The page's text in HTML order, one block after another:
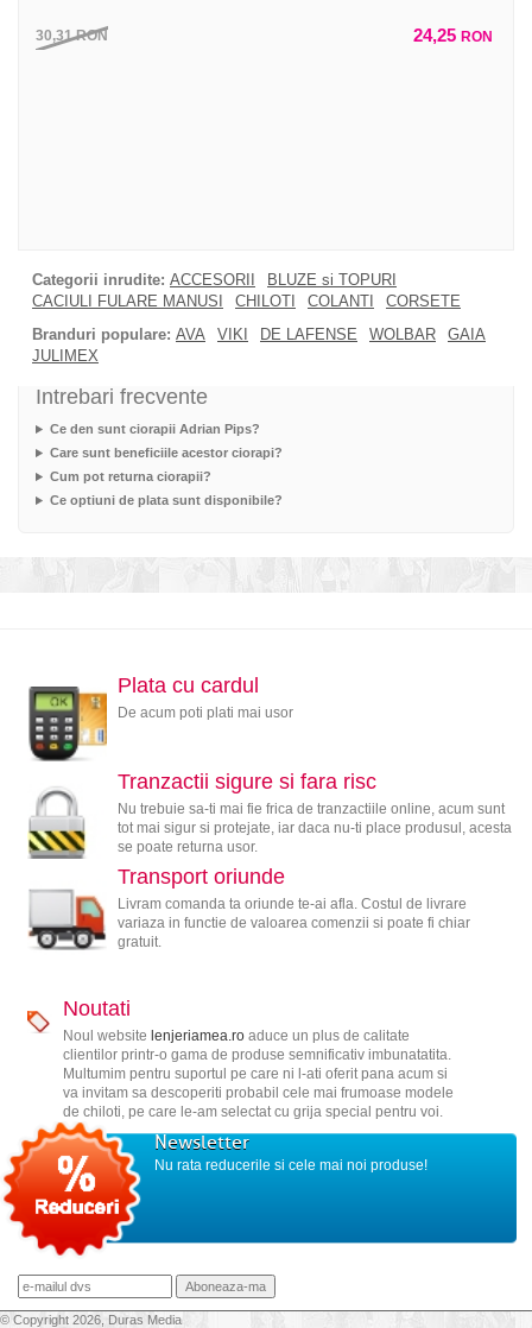
30,31RON 24,25 RON
Categorii inrudite: ACCESORII
BLUZE si TOPURI
CACIULI FULARE MANUSI
CHILOTI COLANTI
CORSETE
Branduri populare: AVA VIKI DE LAFENSE WOLBAR
GAIA
JULIMEX
Intrebari frecvente
Ce den sunt ciorapii Adrian Pips?
Care sunt beneficiile acestor ciorapi?
Cum pot returna ciorapii?
Ce optiuni de plata sunt disponibile?
Plata cu cardul
De acum poti plati mai usor
Tranzactii sigure si fara risc
Nu trebuie sa-ti mai fie frica de tranzactiile online, acum sunt
tot mai sigur si protejate, iar daca nu-ti place produsul, acesta
se poate returna usor.
Transport oriunde
Livram comanda ta oriunde te-ai afla. Costul de livrare
variaza in functie de valoarea comenzii si poate fi chiar
gratuit.
Noutati
Noul website lenjeriamea.roaduce un plus de calitate
clientilor printr-o gama de produse semnificativ imbunatatita.
Multumim pentru suportul pe care ni l-ati oferit pana acum si
va invitam sa descoperiti probabil cele mai frumoase modele
de chiloti, pe care le-am selectat cu grija special pentru voi.
Newsletter
Nu rata reducerile si cele mai noi produse!
© Copyright 2026, Duras Media